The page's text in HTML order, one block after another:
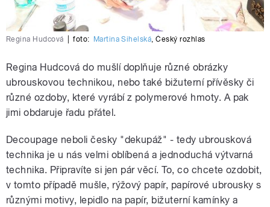
Regina Hudcová foto: Martina Sihelská,Český rozhlas
Regina Hudcová do mušlí doplňuje různé obrázky
ubrouskovou technikou, nebo také bižuterní přívěsky či
různé ozdoby, které vyrábí z polymerové hmoty. A pak
jimi obdaruje řadu přátel.
Decoupage neboli česky "dekupáž" - tedy ubrousková
technika je u nás velmi oblíbená a jednoduchá výtvarná
technika. Připravíte si jen pár věcí. To, co chcete ozdobit,
v tomto případě mušle, rýžový papír, papírové ubrousky s
různými motivy, lepidlo na papír, bižuterní kamínky a